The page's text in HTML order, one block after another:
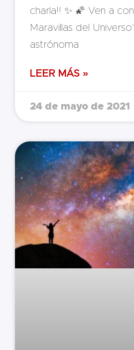
charla!! ✨ 🌠 Ven a
Maravillas del
astrónoma
LEER MÁS »
24 de mayo de 2021